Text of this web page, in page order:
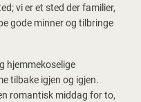
vi er et sted der familier,
gode minner og tilbringe
hjemmekoselige
tilbake igjen og igjen.
romantisk middag for to,